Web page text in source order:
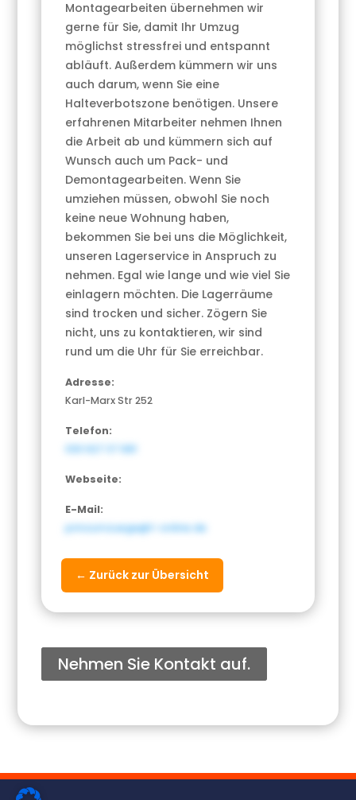
Montagearbeiten übernehmen wir
gerne für Sie, damit Ihr Umzug
möglichst stressfrei und entspannt
abläuft. Außerdem kümmern wir uns
auch darum, wenn Sie eine
Halteverbotszone benötigen. Unsere
erfahrenen Mitarbeiter nehmen Ihnen
die Arbeit ab und kümmern sich auf
Wunsch auch um Pack- und
Demontagearbeiten. Wenn Sie
umziehen müssen, obwohl Sie noch
keine neue Wohnung haben,
bekommen Sie bei uns die Möglichkeit,
unseren Lagerservice in Anspruch zu
nehmen. Egal wie lange und wie viel Sie
einlagern möchten. Die Lagerräume
sind trocken und sicher. Zögern Sie
nicht, uns zu kontaktieren, wir sind
rund um die Uhr für Sie erreichbar.
Adresse:
Karl-Marx Str 252
Telefon:
030 627 37 681
Webseite:
E-Mail:
prinzumzuege@t-online.de
← Zurück zur Übersicht
Nehmen Sie Kontakt auf.